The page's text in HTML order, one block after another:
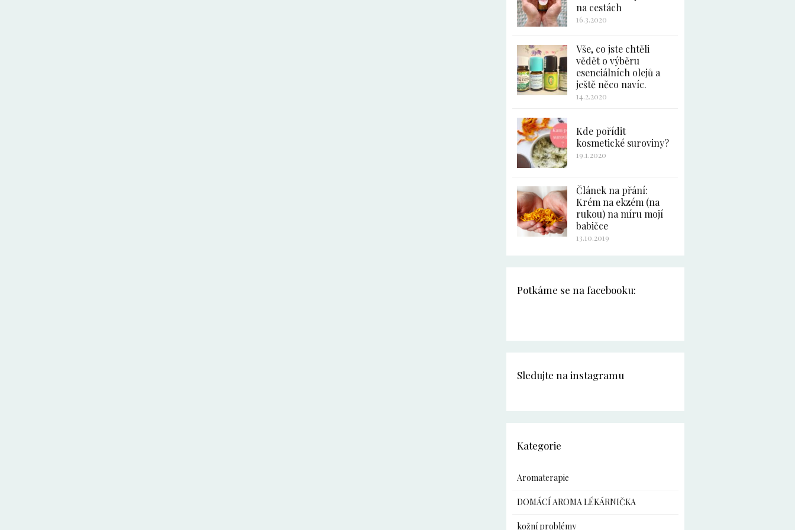
na cestách
16.3.2020
Vše, co jste chtěli
vědět o výběru
esenciálních olejů a
ještě něco navíc.
14.2.2020
Kde pořídit
kosmetické suroviny?
19.1.2020
Článek na přání:
Krém na ekzém (na
rukou) na míru mojí
babičce
13.10.2019
Potkáme se na facebooku:
Sledujte na instagramu
Kategorie
Aromaterapie
DOMÁCÍ AROMA LÉKÁRNIČKA
kožní problémy